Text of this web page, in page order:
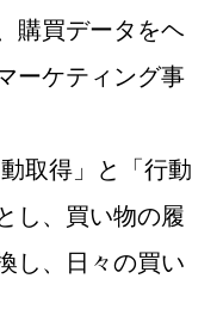
購買データをヘ
ーケティング事
取得」と「行動
し、買い物の履
し、日々の買い